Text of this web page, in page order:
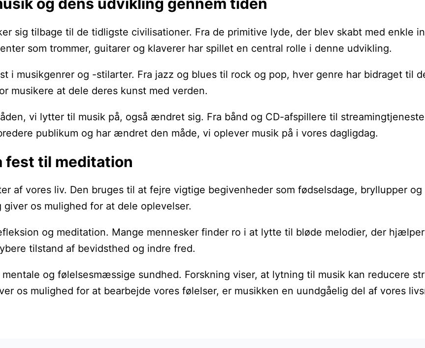
sig tilbage til de tidligste civilisationer. Fra de primitive lyde, der blev skabt med enkle
som trommer, guitarer og klaverer har spillet en central rolle i denne udvikling.
i musikgenrer og -stilarter. Fra jazz og blues til rock og pop, hver genre har bidraget til
musikere at dele deres kunst med verden.
vi lytter til musik på, også ændret sig. Fra bånd og CD-afspillere til
publikum og har ændret den måde, vi oplever musik på i vores dagligdag.
fest til meditation
af vores liv. Den bruges til at fejre vigtige begivenheder som fødselsdage, bryllupper
os mulighed for at dele oplevelser.
og meditation. Mange mennesker finder ro i at lytte til bløde melodier, der
tilstand af bevidsthed og indre fred.
og følelsesmæssige sundhed. Forskning viser, at lytning til musik kan reducere
os mulighed for at bearbejde vores følelser, er musikken en uundgåelig del af vores